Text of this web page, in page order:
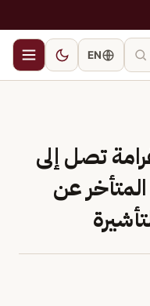
EN
تصل إلى
المتأخر عن